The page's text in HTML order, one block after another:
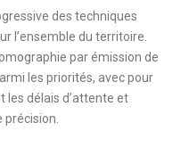
des techniques
l’ensemble du territoire.
par émission de
les priorités, avec pour
les délais d’attente et
précision.